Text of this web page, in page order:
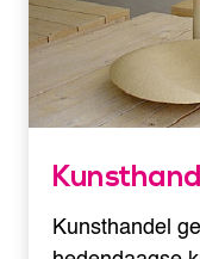
Kunsthandel